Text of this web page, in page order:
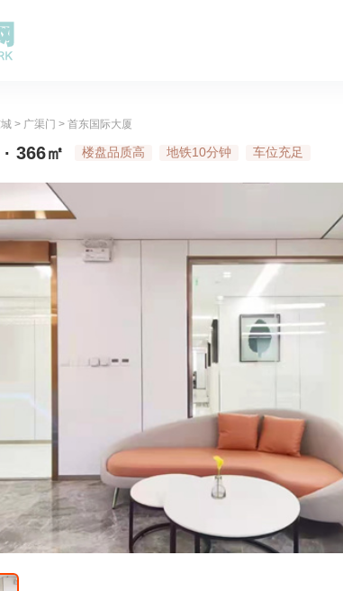
> 广渠门 > 首东国际大厦
366㎡ 楼盘品质高 地铁10分钟 车位充足